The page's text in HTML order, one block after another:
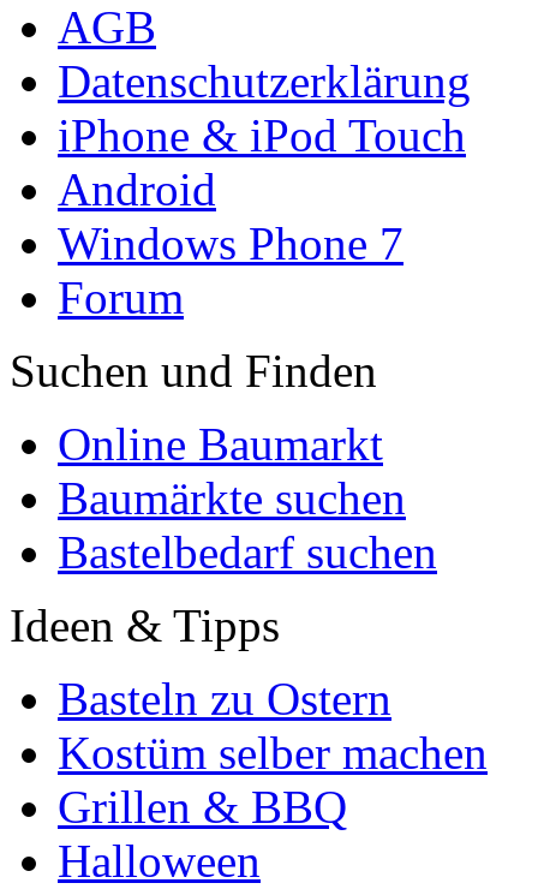
AGB
Datenschutzerklärung
iPhone & iPod Touch
Android
Windows Phone 7
Forum
Suchen und Finden
Online Baumarkt
Baumärkte suchen
Bastelbedarf suchen
Ideen & Tipps
Basteln zu Ostern
Kostüm selber machen
Grillen & BBQ
Halloween